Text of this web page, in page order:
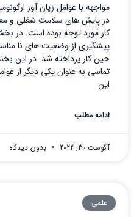
مواجهه با عوامل زیان آور
در پایش های سلامت شغلی و
کار مورد توجه بوده است. در
پیشگیری از وضعیت های نا
حین کار پرداخته شد. در این
تماسی به عنوان یکی دیگر از
این
ادامه مطلب
آگوست 30, 2022 بدون دیدگاه
علمی